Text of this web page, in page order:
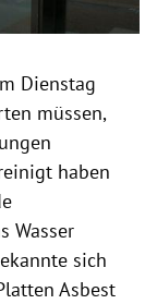
Dienstag
müssen,
haben
Wasser
sich
Asbest